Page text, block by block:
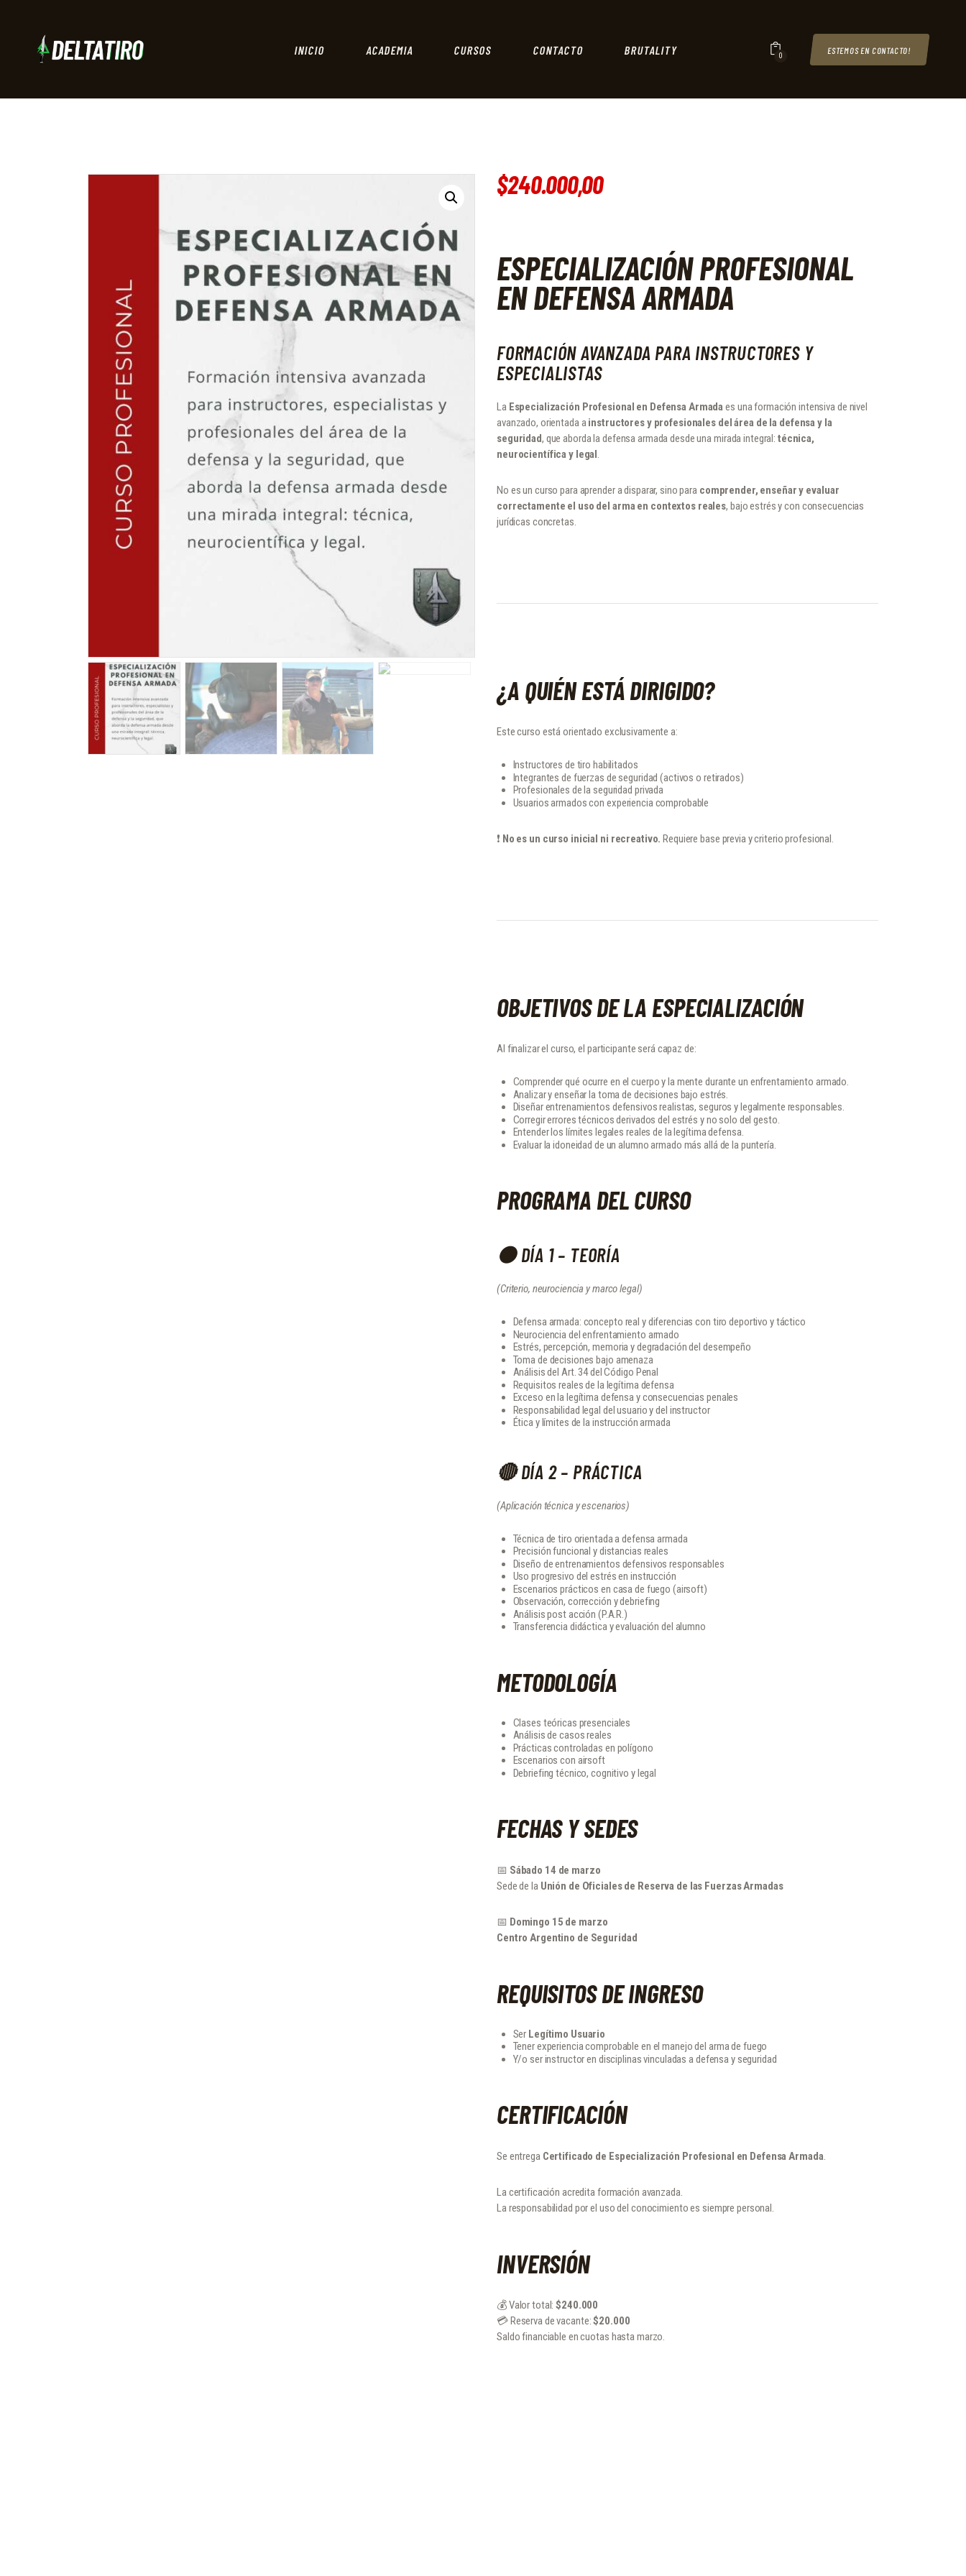
INICIO ACADEMIA CURSOS CONTACTO BRUTALITY 0
ESTEMOS EN CONTACTO!
ACADEMIA
$240.000,00
ESPECIALIZACIÓN PROFESIONAL
EN DEFENSA ARMADA
FORMACIÓN AVANZADA PARA INSTRUCTORES Y
ESPECIALISTAS
La Especialización Profesional en Defensa Armadaes una formación intensiva de nivel
avanzado, orientada ainstructores y profesionales del área de la defensa y la
seguridad, que aborda la defensa armada desde una mirada integral: técnica,
neurocientífica y legal.
No es un curso para aprender a disparar, sino para comprender, enseñar y evaluar
correctamente el uso del arma en contextos reales, bajo estrés y con consecuencias
jurídicas concretas.
¿A QUIÉN ESTÁ DIRIGIDO?
Este curso está orientado exclusivamente a:
Instructores de tiro habilitados
Integrantes de fuerzas de seguridad (activos o retirados)
Profesionales de la seguridad privada
Usuarios armados con experiencia comprobable
❗ No es un curso inicial ni recreativo. Requiere base previa y criterio profesional.
OBJETIVOS DE LA ESPECIALIZACIÓN
Al finalizar el curso, el participante será capaz de:
Comprender qué ocurre en el cuerpo y la mente durante un enfrentamiento armado.
Analizar y enseñar la toma de decisiones bajo estrés.
Diseñar entrenamientos defensivos realistas, seguros y legalmente responsables.
Corregir errores técnicos derivados del estrés y no solo del gesto.
Entender los límites legales reales de la legítima defensa.
Evaluar la idoneidad de un alumno armado más allá de la puntería.
PROGRAMA DEL CURSO
🟠 DÍA 1 – TEORÍA
(Criterio, neurociencia y marco legal)
Defensa armada: concepto real y diferencias con tiro deportivo y táctico
Neurociencia del enfrentamiento armado
Estrés, percepción, memoria y degradación del desempeño
Toma de decisiones bajo amenaza
Análisis del Art. 34 del Código Penal
Requisitos reales de la legítima defensa
Exceso en la legítima defensa y consecuencias penales
Responsabilidad legal del usuario y del instructor
Ética y límites de la instrucción armada
🔴 DÍA 2 – PRÁCTICA
(Aplicación técnica y escenarios)
Técnica de tiro orientada a defensa armada
Precisión funcional y distancias reales
Diseño de entrenamientos defensivos responsables
Uso progresivo del estrés en instrucción
Escenarios prácticos en casa de fuego (airsoft)
Observación, corrección y debriefing
Análisis post acción (P.A.R.)
Transferencia didáctica y evaluación del alumno
METODOLOGÍA
Clases teóricas presenciales
Análisis de casos reales
Prácticas controladas en polígono
Escenarios con airsoft
Debriefing técnico, cognitivo y legal
FECHAS Y SEDES
📅 Sábado 14 de marzo
Sede de la Unión de Oficiales de Reserva de las Fuerzas Armadas
📅 Domingo 15 de marzo
Centro Argentino de Seguridad
REQUISITOS DE INGRESO
Ser Legítimo Usuario
Tener experiencia comprobable en el manejo del arma de fuego
Y/o ser instructor en disciplinas vinculadas a defensa y seguridad
CERTIFICACIÓN
Se entrega Certificado de Especialización Profesional en Defensa Armada.
La certificación acredita formación avanzada.
La responsabilidad por el uso del conocimiento es siempre personal.
INVERSIÓN
💰 Valor total:$240.000
💳 Reserva de vacante:$20.000
Saldo financiable en cuotas hasta marzo.